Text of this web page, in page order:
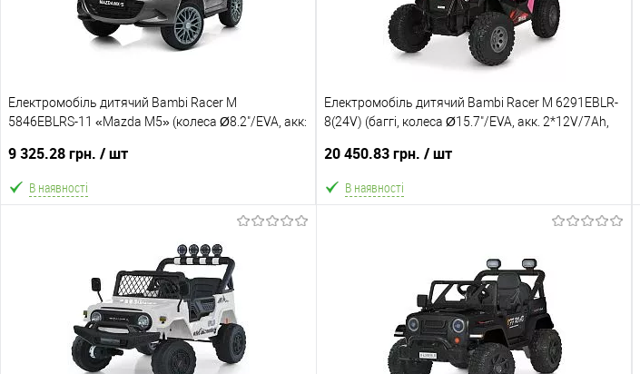
Електромобіль дитячий Bambi Racer M
5846EBLRS-11 «Mazda M5» (колеса Ø8.2"/EVA, акк:
9 325.28 грн. / шт
В наявності
В кошик
Порівняння
Склад зберігання
Електромобіль дитячий Bambi Racer M 6291EBLR-
8(24V) (баггі, колеса Ø15.7"/EVA, акк. 2*12V/7Ah,
20 450.83 грн. / шт
В наявності
Порівняння
Склад зберігання